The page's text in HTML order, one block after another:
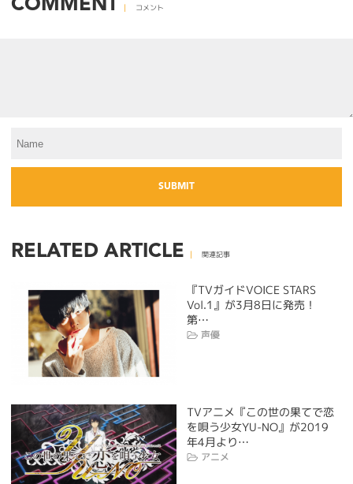
COMMENT コメント
RELATED ARTICLE 関連記事
『TVガイドVOICE STARS
Vol.1』が3月8日に発売！
第…
声優
TVアニメ『この世の果てで恋
を唄う少女YU-NO』が2019
年4月より…
アニメ